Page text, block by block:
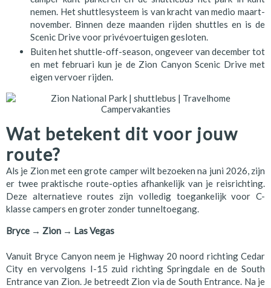
nemen. Het shuttlesysteem is van kracht van medio maart-
november. Binnen deze maanden rijden shuttles en is de
Scenic Drive voor privévoertuigen gesloten.
Buiten het shuttle-off-season, ongeveer van december tot
en met februari kun je de Zion Canyon Scenic Drive met
eigen vervoer rijden.
Wat betekent dit voor jouw
route?
Als je Zion met een grote camper wilt bezoeken na juni 2026, zijn
er twee praktische route-opties afhankelijk van je reisrichting.
Deze alternatieve routes zijn volledig toegankelijk voor C-
klasse campers en groter zonder tunneltoegang.
Bryce → Zion → Las Vegas
Vanuit Bryce Canyon neem je Highway 20 noord richting Cedar
City en vervolgens I-15 zuid richting Springdale en de South
Entrance van Zion. Je betreedt Zion via de South Entrance. Na je